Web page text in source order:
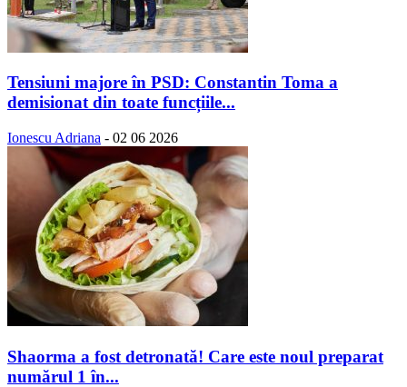
Tensiuni majore în PSD: Constantin Toma a
demisionat din toate funcțiile...
Ionescu Adriana - 02 06 2026
Shaorma a fost detronată! Care este noul preparat
numărul 1 în...